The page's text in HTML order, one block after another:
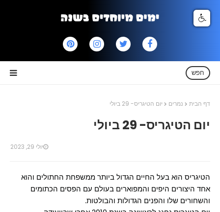
חפש
דף הבית נמרים יום הטיגריס- 29 ביולי
יום הטיגריס- 29 ביולי
יולי 29, 2023
הטיגריס הוא בעל החיים הגדול ביותר ממשפחת החתולים והוא
אחד היצורים היפים והמפוארים בעולם עם הפסים הכתומים
והשחורים שלו והפנים הגדולות והבולטות.